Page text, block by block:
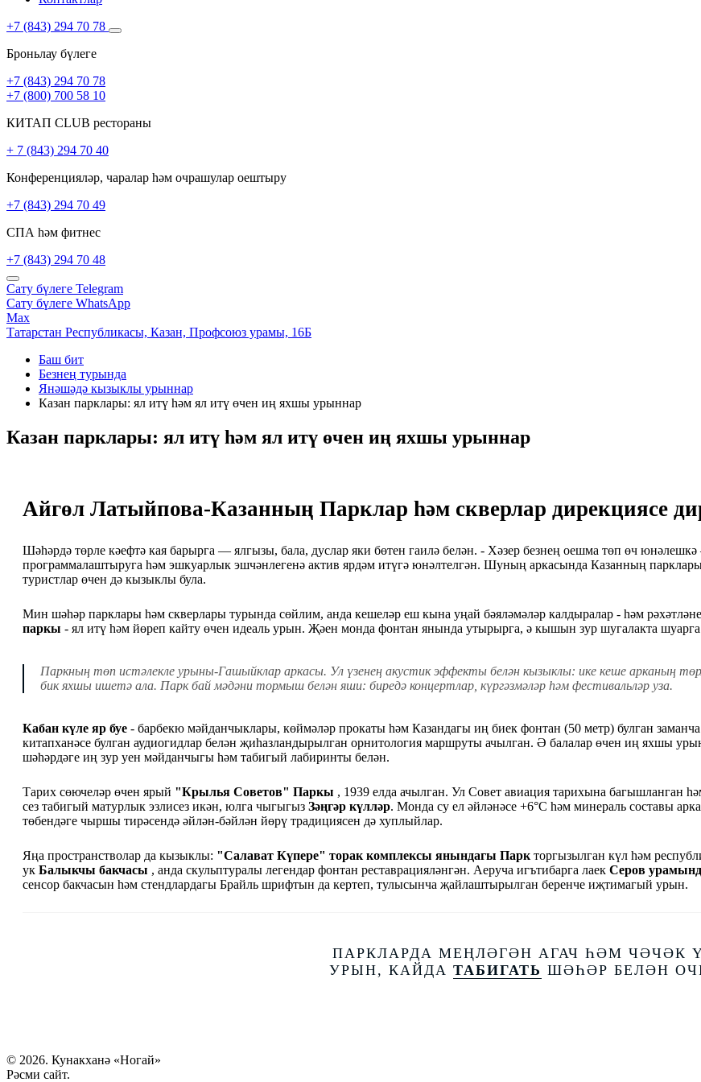
+7 (843) 294 70 78
Броньлау бүлеге
+7 (843) 294 70 78
+7 (800) 700 58 10
КИТАП CLUB рестораны
+ 7 (843) 294 70 40
Конференцияләр, чаралар һәм очрашулар оештыру
+7 (843) 294 70 49
СПА һәм фитнес
+7 (843) 294 70 48
Сату бүлеге Telegram
Сату бүлеге WhatsApp
Max
Татарстан Республикасы, Казан, Профсоюз урамы, 16Б
Баш бит
Безнең турында
Янәшәдә кызыклы урыннар
Казан парклары: ял итү һәм ял итү өчен иң яхшы урыннар
Казан парклары: ял итү һәм ял итү өчен иң яхшы урыннар
Айгөл Латыйпова-Казанның Парклар һәм скверлар дирекциясе
Шәһәрдә төрле кәефтә кая барырга — ялгызы, бала, дуслар яки бөтен гаилә белән. - Хәзер безнең оешма төп өч
программалаштыруга һәм эшкуарлык эшчәнлегенә актив ярдәм итүгә юнәлтелгән. Шуның аркасында Казанның
туристлар өчен дә кызыклы була.
Мин шәһәр парклары һәм скверлары турында сөйлим, анда кешеләр еш кына уңай бәяләмәләр калдыралар - һәм
паркы - ял итү һәм йөреп кайту өчен идеаль урын. Җәен монда фонтан янында утырырга, ә кышын зур шугалакта шуарга
Паркның төп истәлекле урыны-Гашыйклар аркасы. Ул үзенең акустик эффекты белән кызыклы: ике кеше арканың
бик яхшы ишетә ала. Парк бай мәдәни тормыш белән яши: биредә концертлар, күргәзмәләр һәм фестивальләр уза.
Кабан күле яр буе - барбекю мәйданчыклары, көймәләр прокаты һәм Казандагы иң биек фонтан (50 метр) булган
китапханәсе булган аудиогидлар белән җиһазландырылган орнитология маршруты ачылган. Ә балалар өчен иң яхшы
шәһәрдәге иң зур уен мәйданчыгы һәм табигый лабиринты белән.
Тарих сөючеләр өчен ярый "Крылья Советов" Паркы , 1939 елда ачылган. Ул Совет авиация тарихына багышланган
сез табигый матурлык эзлисез икән, юлга чыгыгыз Зәңгәр күлләр. Монда су ел әйләнәсе +6°C һәм минераль составы
төбендәге чыршы тирәсендә әйлән-бәйлән йөрү традициясен дә хуплыйлар.
Яңа пространстволар да кызыклы: "Салават Күпере" торак комплексы янындагы Парк торгызылган күл һәм
ук Балыкчы бакчасы , анда скульптуралы легендар фонтан реставрацияләнгән. Аеруча игътибарга лаек Серов
сенсор бакчасын һәм стендлардагы Брайль шрифтын да кертеп, тулысынча җайлаштырылган беренче иҗтимагый урын.
ПАРКЛАРДА МЕҢЛӘГӘН АГАЧ ҺӘМ ЧӘЧӘК
УРЫН, КАЙДА ТАБИГАТЬ ШӘҺӘР БЕЛӘН
© 2026. Кунакханә «Ногай»
Рәсми сайт.